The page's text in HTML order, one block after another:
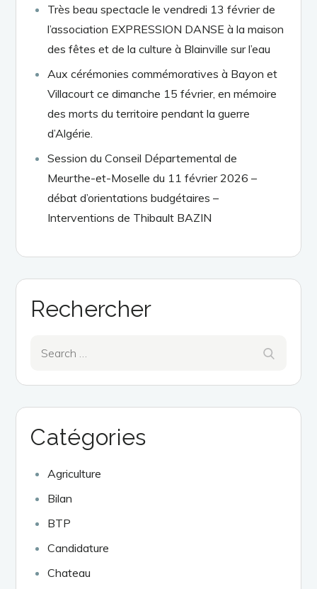
Très beau spectacle le vendredi 13 février de
l’association EXPRESSION DANSE à la maison
des fêtes et de la culture à Blainville sur l’eau
Aux cérémonies commémoratives à Bayon et
Villacourt ce dimanche 15 février, en mémoire
des morts du territoire pendant la guerre
d’Algérie.
Session du Conseil Départemental de
Meurthe-et-Moselle du 11 février 2026 –
débat d’orientations budgétaires –
Interventions de Thibault BAZIN
Rechercher
Catégories
Agriculture
Bilan
BTP
Candidature
Chateau